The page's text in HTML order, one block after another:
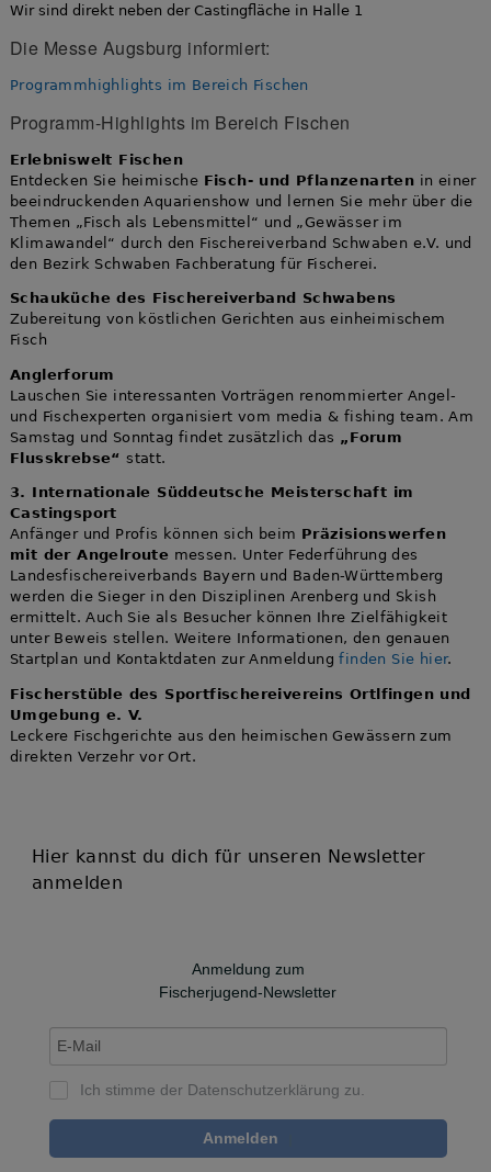
Wir sind direkt neben der Castingfläche in Halle 1
Die Messe Augsburg informiert:
Programmhighlights im Bereich Fischen
Programm-Highlights im Bereich Fischen
Erlebniswelt Fischen
Entdecken Sie heimische Fisch- und Pflanzenarten in einer
beeindruckenden Aquarienshow und lernen Sie mehr über die
Themen „Fisch als Lebensmittel“ und „Gewässer im
Klimawandel“ durch den Fischereiverband Schwaben e.V. und
den Bezirk Schwaben Fachberatung für Fischerei.
Schauküche des Fischereiverband Schwabens
Zubereitung von köstlichen Gerichten aus einheimischem
Fisch
Anglerforum
Lauschen Sie interessanten Vorträgen renommierter Angel-
und Fischexperten organisiert vom media & fishing team. Am
Samstag und Sonntag findet zusätzlich das „Forum
Flusskrebse“ statt.
3. Internationale Süddeutsche Meisterschaft im
Castingsport
Anfänger und Profis können sich beim Präzisionswerfen
mit der Angelroute messen. Unter Federführung des
Landesfischereiverbands Bayern und Baden-Württemberg
werden die Sieger in den Disziplinen Arenberg und Skish
ermittelt. Auch Sie als Besucher können Ihre Zielfähigkeit
unter Beweis stellen. Weitere Informationen, den genauen
Startplan und Kontaktdaten zur Anmeldungfinden Sie hier.
Fischerstüble des Sportfischereivereins Ortlfingen und
Umgebung e. V.
Leckere Fischgerichte aus den heimischen Gewässern zum
direkten Verzehr vor Ort.
Hier kannst du dich für unseren Newsletter
anmelden
Anmeldung zum
Fischerjugend-Newsletter
Ich stimme der Datenschutzerklärung zu.
Anmelden